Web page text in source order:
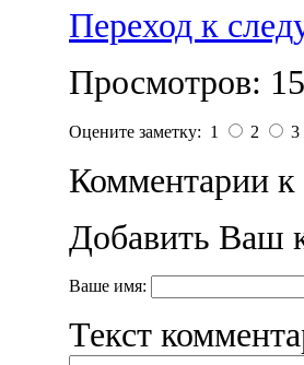
Переход к
Просмотров:
Оцените заметку: 1 2 3
Комментарии к
Добавить Ваш
Ваше имя:
Текст